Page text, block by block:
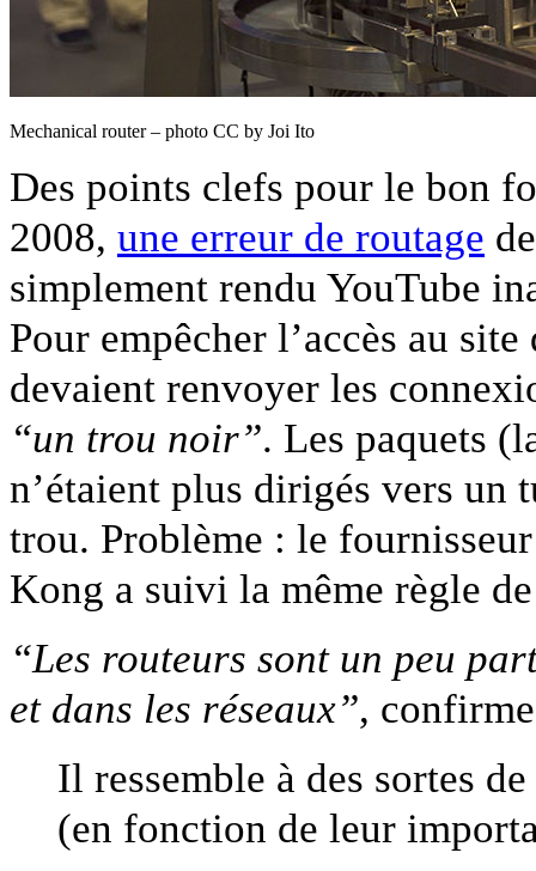
Mechanical router – photo CC by Joi Ito
Des points clefs pour le bon
2008, une erreur de routage
simplement rendu YouTube
Pour empêcher l’accès au
devaient renvoyer les
“un trou noir”. Les paquets
n’étaient plus dirigés vers un
trou. Problème : le
Kong a suivi la même règle
“Les routeurs sont un peu
et dans les réseaux”,
Il ressemble à des sortes de
(en fonction de leur